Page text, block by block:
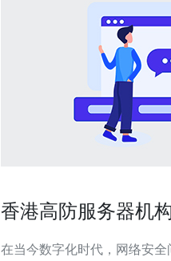
香港高防服务器机
在当今数字化时代，网络安